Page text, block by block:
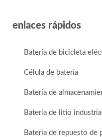
enlaces rápidos
Batería de bicicleta
Célula de batería
Batería de
Batería de litio industrial
Batería de repuesto de